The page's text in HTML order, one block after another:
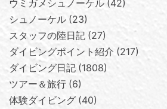
ウミガメシュノーケル 42
シュノーケル 23
スタッフの陸日記 27
ダイビングポイント紹介 217
ダイビング日記 1808
ツアー＆旅行 6
体験ダイビング 40